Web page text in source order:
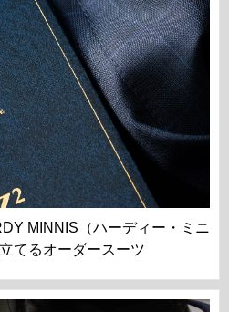
MINNIS（ハーディー・ミニ
てるオーダースーツ